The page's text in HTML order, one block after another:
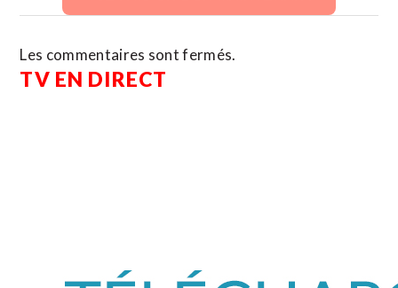
Les commentaires sont fermés.
TV EN DIRECT